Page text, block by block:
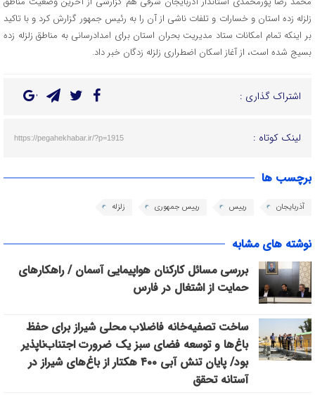
زلزله زده استان و خسارات و تلفات ناشی از آن را به رئیس جمهور گزارش کرد و با تاکید
بر اینکه تمام امکانات ستاد مدیریت بحران استان برای امدادرسانی به مناطق زلزله زده
بسیج شده است، از آغاز اسکان اضطراری زلزله زدگان خبر داد.
اشتراک گذاری :
لینک کوتاه : https://pegahekhabar.ir/?p=1915
برچسب ها
آذربایجان رییس رییس جمهوری زلزله
نوشته های مشابه
بررسی مسائل کارکنان هواپیمایی آسمان / راهکارهای
حمایت از اشتغال در فارس
ساخت تصفیه‌خانه فاضلاب محلی شیراز برای حفظ
باغ‌ها و توسعه فضای سبز یک ضرورت اجتناب‌ناپذیر
بود/ پایان تنش آبی ۴۰۰ هکتار از باغ‌های شیراز در
آستانه تحقق